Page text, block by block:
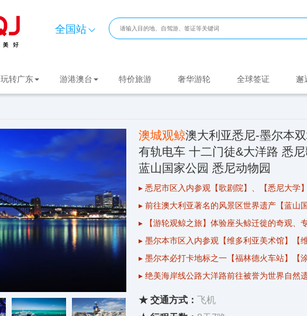
全国站
玩转广东 游港澳台 特价旅游 奢华游轮 全球签证 邂
澳城观鲸澳大利亚悉尼-墨尔本
有轨电车 十二门徒&大洋路 悉
蓝山国家公园 悉尼动物园
▸ 悉尼市区入内参观【歌剧院】、【悉尼大学
▸ 前往澳大利亚著名的风景区世界遗产【蓝山
▸ 【游轮观鲸之旅】体验座头鲸迁徙的奇观、
▸ 墨尔本市区入内参观【维多利亚美术馆】【
▸ 墨尔本必打卡地标之一【福林德火车站】【
▸ 绝美海岸线公路大洋路前往被誉为世界自然
▸ 墨尔本段特别安排一天自由活动!
★ 交通方式： 飞机